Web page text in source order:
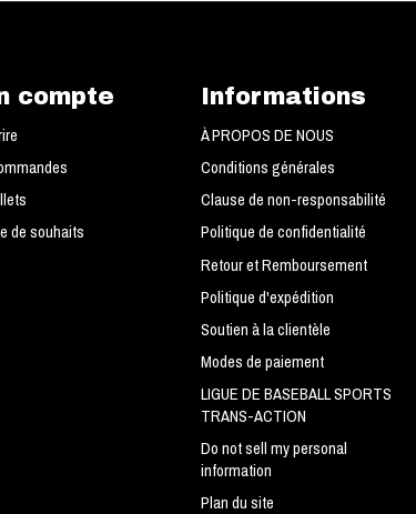
compte
de souhaits
Informations
À PROPOS DE NOUS
Conditions générales
Clause de non-responsabilité
Politique de confidentialité
Retour et Remboursement
Politique d'expédition
Soutien à la clientèle
Modes de paiement
LIGUE DE BASEBALL SPORTS
TRANS-ACTION
Do not sell my personal
information
Plan du site